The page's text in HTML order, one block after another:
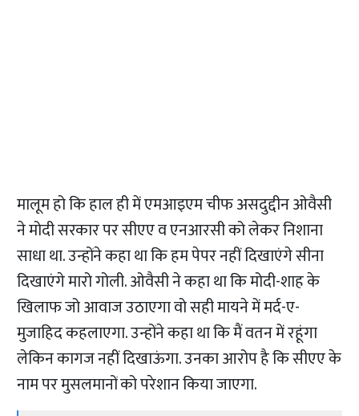
मालूम हो कि हाल ही में एमआइएम चीफ असदुद्दीन ओवैसी
ने मोदी सरकार पर सीएए व एनआरसी को लेकर निशाना
साधा था. उन्होंने कहा था कि हम पेपर नहीं दिखाएंगे सीना
दिखाएंगे मारो गोली. ओवैसी ने कहा था कि मोदी-शाह के
खिलाफ जो आवाज उठाएगा वो सही मायने में मर्द-ए-
मुजाहिद कहलाएगा. उन्होंने कहा था कि मैं वतन में रहूंगा
लेकिन कागज नहीं दिखाऊंगा. उनका आरोप है कि सीएए के
नाम पर मुसलमानों को परेशान किया जाएगा.